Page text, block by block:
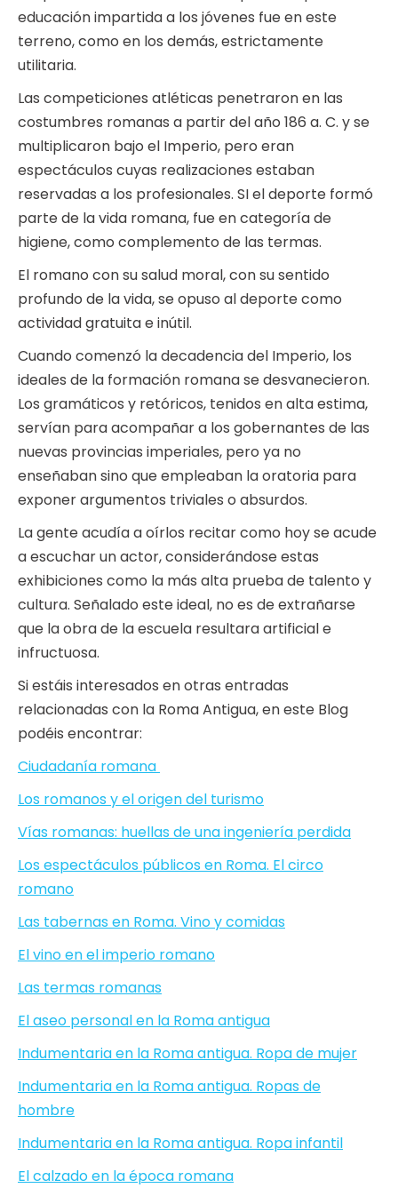
educación impartida a los jóvenes fue en este
terreno, como en los demás, estrictamente
utilitaria.
Las competiciones atléticas penetraron en las
costumbres romanas a partir del año 186 a. C. y se
multiplicaron bajo el Imperio, pero eran
espectáculos cuyas realizaciones estaban
reservadas a los profesionales. SI el deporte formó
parte de la vida romana, fue en categoría de
higiene, como complemento de las termas.
El romano con su salud moral, con su sentido
profundo de la vida, se opuso al deporte como
actividad gratuita e inútil.
Cuando comenzó la decadencia del Imperio, los
ideales de la formación romana se desvanecieron.
Los gramáticos y retóricos, tenidos en alta estima,
servían para acompañar a los gobernantes de las
nuevas provincias imperiales, pero ya no
enseñaban sino que empleaban la oratoria para
exponer argumentos triviales o absurdos.
La gente acudía a oírlos recitar como hoy se acude
a escuchar un actor, considerándose estas
exhibiciones como la más alta prueba de talento y
cultura. Señalado este ideal, no es de extrañarse
que la obra de la escuela resultara artificial e
infructuosa.
Si estáis interesados en otras entradas
relacionadas con la Roma Antigua, en este Blog
podéis encontrar:
Ciudadanía romana
Los romanos y el origen del turismo
Vías romanas: huellas de una ingeniería perdida
Los espectáculos públicos en Roma. El circo
romano
Las tabernas en Roma. Vino y comidas
El vino en el imperio romano
Las termas romanas
El aseo personal en la Roma antigua
Indumentaria en la Roma antigua. Ropa de mujer
Indumentaria en la Roma antigua. Ropas de
hombre
Indumentaria en la Roma antigua. Ropa infantil
El calzado en la época romana